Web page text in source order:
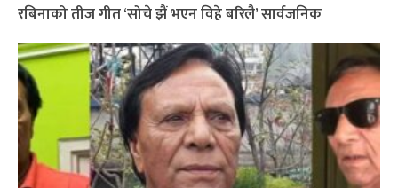
रबिनाको तीज गीत ‘सोचे झैं भएन विहे बरिलै’ सार्वजनिक